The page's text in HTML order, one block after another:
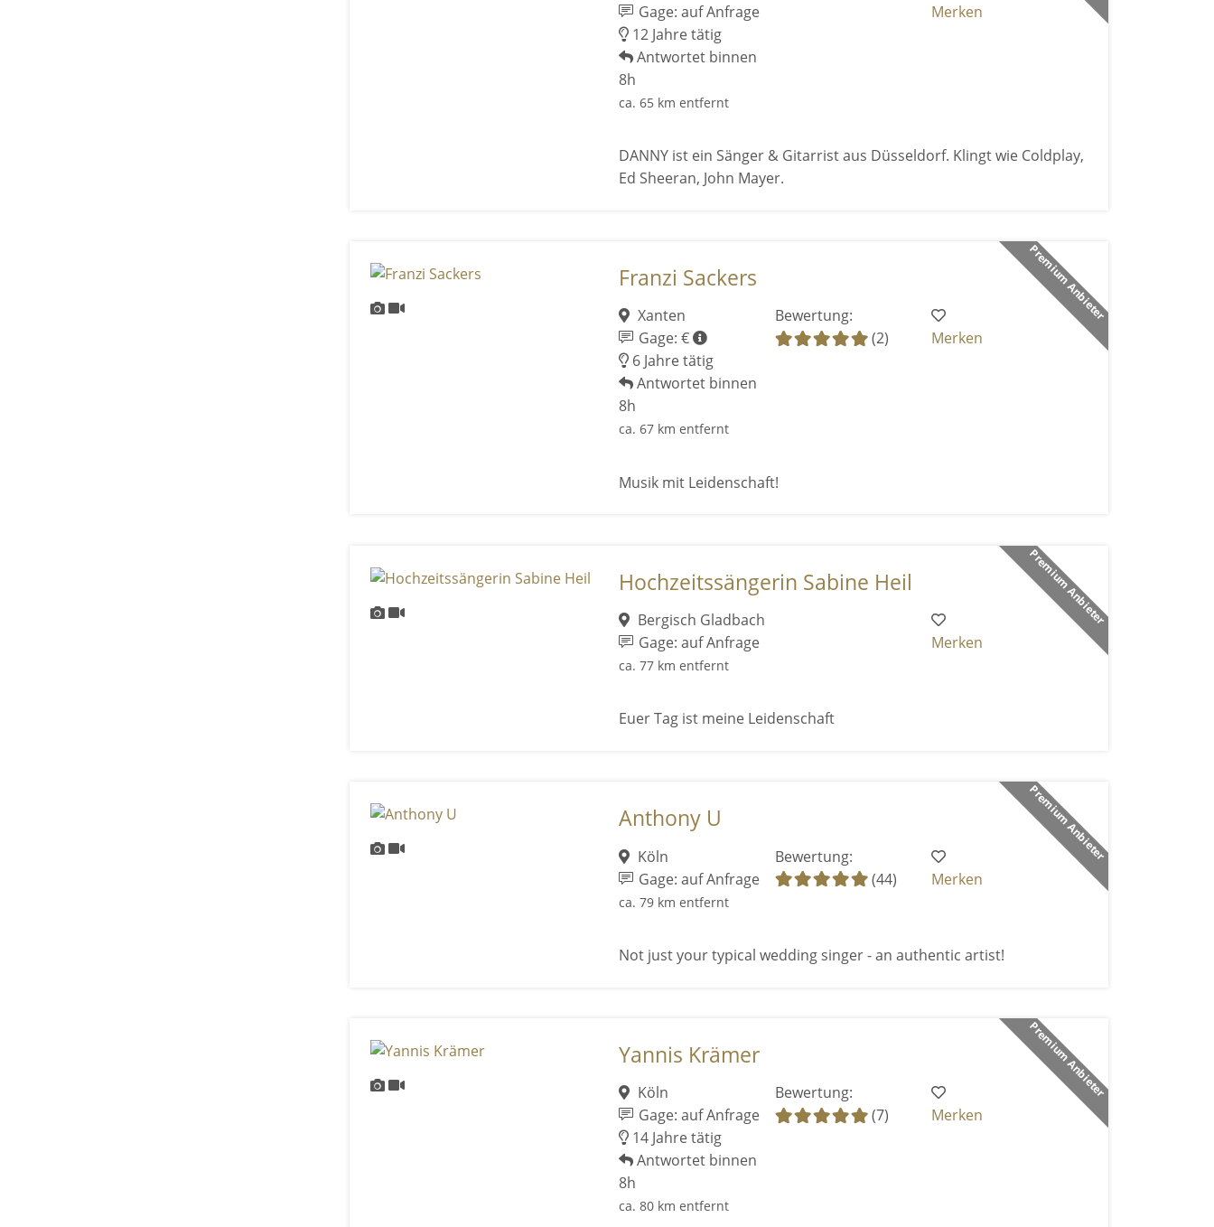
Gage: auf Anfrage
12 Jahre tätig
Antwortet binnen
8h
ca. 65 km entfernt
Merken
DANNY ist ein Sänger & Gitarrist aus Düsseldorf. Klingt wie Coldplay,
Ed Sheeran, John Mayer.
Premium Anbieter
Franzi Sackers
Xanten
Gage: €
6 Jahre tätig
Antwortet binnen
8h
ca. 67 km entfernt
Bewertung:
(2)
Merken
Musik mit Leidenschaft!
Premium Anbieter
Hochzeitssängerin Sabine Heil
Bergisch Gladbach
Gage: auf Anfrage
ca. 77 km entfernt
Merken
Euer Tag ist meine Leidenschaft
Premium Anbieter
Anthony U
Köln
Gage: auf Anfrage
ca. 79 km entfernt
Bewertung:
(44)
Merken
Not just your typical wedding singer - an authentic artist!
Premium Anbieter
Yannis Krämer
Köln
Gage: auf Anfrage
14 Jahre tätig
Antwortet binnen
8h
ca. 80 km entfernt
Bewertung:
(7)
Merken